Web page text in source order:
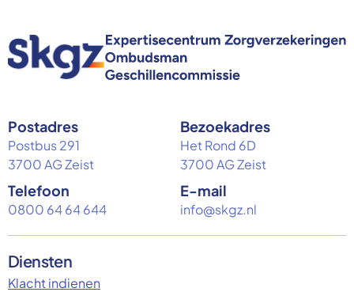
Postadres
Postbus 291
3700 AG Zeist
Bezoekadres
Het Rond 6D
3700 AG Zeist
Telefoon
0800 64 64 644
E-mail
info@skgz.nl
Diensten
Klacht indienen